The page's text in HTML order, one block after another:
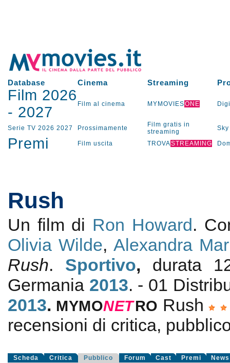
Database Cinema Streaming
Film 2026
- 2027 Film al cinema MYMOVIESONE
Serie TV 2026 2027 Prossimamente
Film gratis in
streaming
Sky
Premi Film uscita TROVASTREAMING
Rush
Un film di Ron Howard.
Olivia Wilde, Alexandra
Rush. Sportivo, durata
Germania 2013. - 01
2013. MYMONETRO Rush
recensioni di critica,
Scheda Critica Pubblico Forum Cast Premi News